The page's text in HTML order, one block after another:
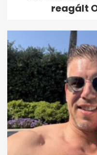
reagált